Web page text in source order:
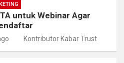
untuk Webinar Agar
Kontributor Kabar Trust